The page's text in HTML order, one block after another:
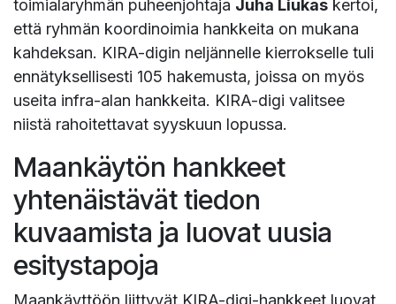
toimialaryhmän puheenjohtaja Juha Liukas kertoi,
että ryhmän koordinoimia hankkeita on mukana
kahdeksan. KIRA-digin neljännelle kierrokselle tuli
ennätyksellisesti 105 hakemusta, joissa on myös
useita infra-alan hankkeita. KIRA-digi valitsee
niistä rahoitettavat syyskuun lopussa.
Maankäytön hankkeet
yhtenäistävät tiedon
kuvaamista ja luovat uusia
esitystapoja
Maankäyttöön liittyvät KIRA-digi-hankkeet luovat